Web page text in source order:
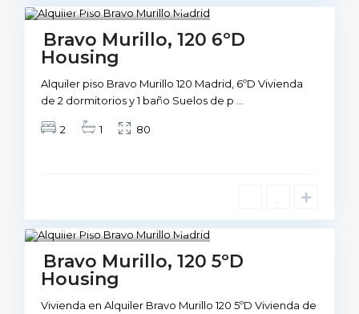
1
Madrid
Not Available
Bravo Murillo, 120 6ºD
Housing
Alquiler piso Bravo Murillo 120 Madrid, 6ºD Vivienda
de 2 dormitorios y 1 baño Suelos de p
2 1 80
1
Madrid
Not Available
Bravo Murillo, 120 5ºD
Housing
Vivienda en Alquiler Bravo Murillo 120 5ºD Vivienda de